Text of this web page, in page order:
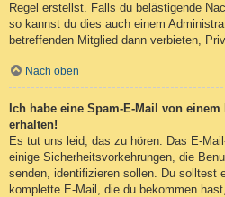
Regel erstellst. Falls du belästigende
so kannst du dies auch einem
betreffenden Mitglied dann verbieten,
Nach oben
Ich habe eine Spam-E-Mail von
erhalten!
Es tut uns leid, das zu hören. Das E-
einige Sicherheitsvorkehrungen, die
senden, identifizieren sollen. Du solltest
komplette E-Mail, die du bekommen